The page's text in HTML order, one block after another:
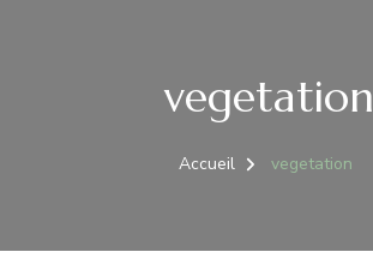
vegetation
Accueil vegetation